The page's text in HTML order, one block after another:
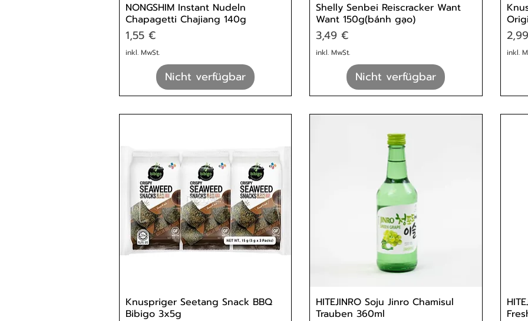
NONGSHIM Instant Nudeln
Chapagetti Chajiang 140g
Preis
1,55 €
inkl. MwSt.
Nicht verfügbar
Shelly Senbei Reiscracker Want
Want 150g(bánh gạo)
Preis
3,49 €
inkl. MwSt.
Nicht verfügbar
Preis
inkl.
Knuspriger Seetang Snack BBQ
Bibigo 3x5g
HITEJINRO Soju Jinro Chamisul
Trauben 360ml